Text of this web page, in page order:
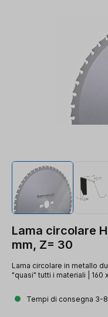
Lama circolare
mm, Z= 30
Lama circolare in metallo
"quasi" tutti i materiali | 160
Tempi di consegna 3-